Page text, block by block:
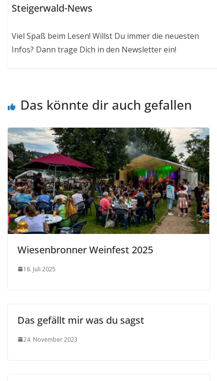
Steigerwald-News
Viel Spaß beim Lesen! Willst Du immer die neuesten
Infos? Dann trage Dich in den Newsletter ein!
Das könnte dir auch gefallen
Wiesenbronner Weinfest 2025
18. Juli 2025
Das gefällt mir was du sagst
24. November 2023